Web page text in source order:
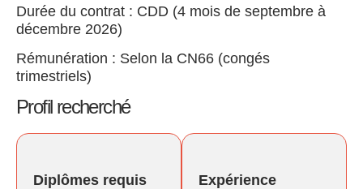
Durée du contrat : CDD (4 mois de septembre à
décembre 2026)
Rémunération : Selon la CN66 (congés
trimestriels)
Profil recherché
Diplômes requis
Expérience